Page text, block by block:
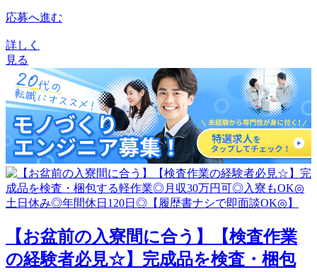
応募へ進む
詳しく
見る
【お盆前の入寮間に合う】【検査作業
の経験者必見☆】完成品を検査・梱包